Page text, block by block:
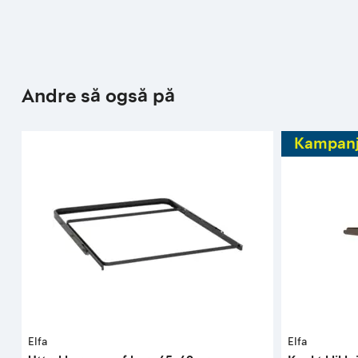
Andre så også på
Elfa Elfa